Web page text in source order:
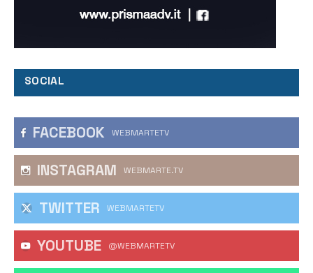
SOCIAL
FACEBOOK WEBMARTETV
INSTAGRAM WEBMARTE.TV
TWITTER WEBMARTETV
YOUTUBE @WEBMARTETV